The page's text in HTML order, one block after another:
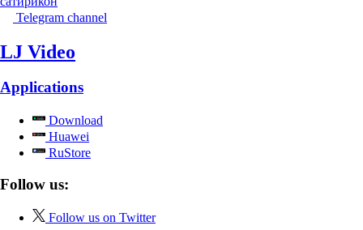
Telegram channel
LJ Video
Applications
Download
Huawei
RuStore
Follow us:
Follow us on Twitter